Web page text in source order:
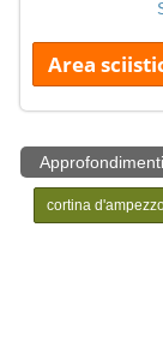
Area
cortina